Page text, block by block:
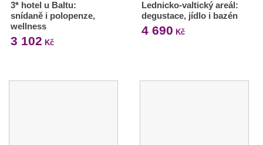
3* hotel u Baltu:
snídaně i polopenze,
wellness
3 102 Kč
Lednicko-valtický areál:
degustace, jídlo i bazén
4 690 Kč